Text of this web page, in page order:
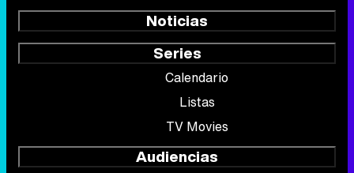
Noticias
Series
Calendario
Listas
TV Movies
Audiencias